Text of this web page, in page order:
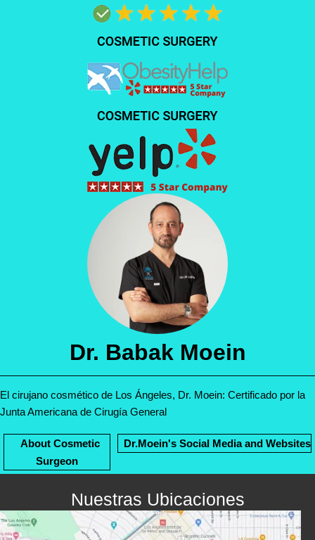
Dr. Babak Moein
El cirujano cosmético de Los Ángeles, Dr. Moein: Certificado por la
Junta Americana de Cirugía General
About Cosmetic
Surgeon
Dr.Moein's Social Media and Websites
Nuestras Ubicaciones